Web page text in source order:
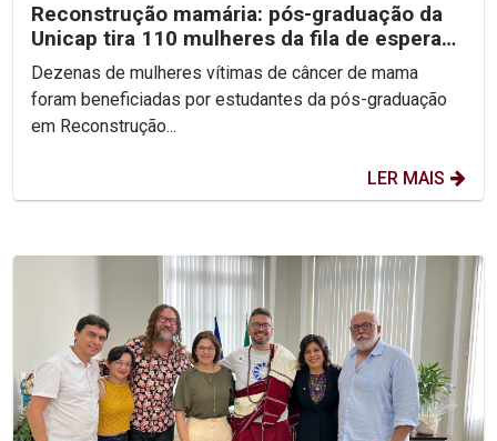
Reconstrução mamária: pós-graduação da
Unicap tira 110 mulheres da fila de espera
do SUS
Dezenas de mulheres vítimas de câncer de mama
foram beneficiadas por estudantes da pós-graduação
em Reconstrução...
LER MAIS